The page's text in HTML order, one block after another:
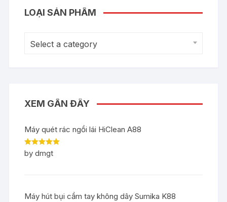
LOẠI SẢN PHẨM
Select a category
XEM GẦN ĐÂY
Máy quét rác ngồi lái HiClean A88
Rated5out
of 5
by dmgt
Máy hút bụi cầm tay không dây Sumika K88